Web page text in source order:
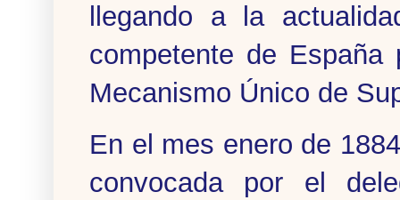
llegando a la
competente de España
Mecanismo Único de
En el mes enero de
convocada por el